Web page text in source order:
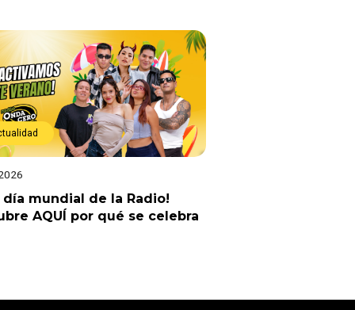
día mundial de la Radio!
AQUÍ por qué se celebra